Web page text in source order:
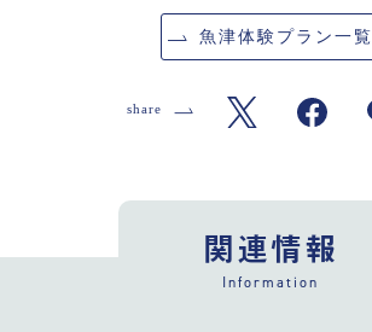
魚津体験プラン一覧
関連情報
Information